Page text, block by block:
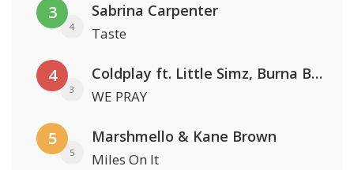
3
4
Sabrina Carpenter
Taste
4
3
Coldplay ft. Little Simz, Burna Boy, Elyanna & Tini
WE PRAY
5
5
Marshmello & Kane Brown
Miles On It